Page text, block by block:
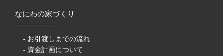
なにわの家づくり
- お引渡しまでの流れ
- 資金計画について